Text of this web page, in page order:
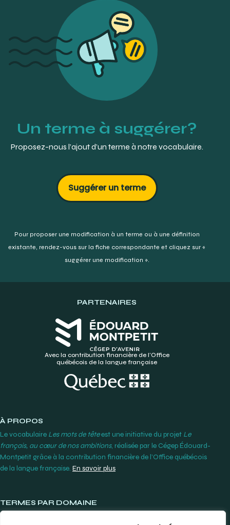
https://www.dentalcompare.com/Endodontics/5043-
Endodontic-Ice-Spray-Refrigerant-Sprays/Compare/?
compare=34130,34131&catid=5043
https://www.gacd.fr/article-2000791-endo-
Un terme à suggérer?
Proposez-nous l’ajout d’un terme à notre vocabulaire.
Suggérer un terme
Pour proposer une modification à un terme ou à une définition
existante, rendez-vous sur la fiche correspondante et cliquez sur «
suggérer une modification ».
PARTENAIRES
Avec la contribution financière de l’Office
québécois de la langue française
À PROPOS
Le vocabulaire Les mots de têteest une initiative du projet Le
français, au cœur de nos ambitions, réalisée par le Cégep Édouard-
Montpetit grâce à la contribution financière de l’Office québécois
de la langue française. En savoir plus
TERMES PAR DOMAINE